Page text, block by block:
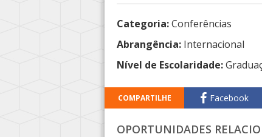
Categoria:Conferências
Abrangência: Internacional
Nível de Escolaridade:
COMPARTILHE Facebook
OPORTUNIDADES